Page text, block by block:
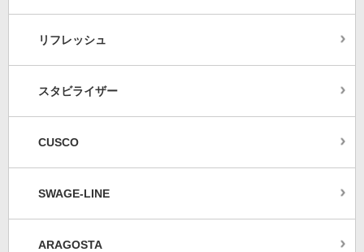
リフレッシュ
スタビライザー
CUSCO
SWAGE-LINE
ARAGOSTA